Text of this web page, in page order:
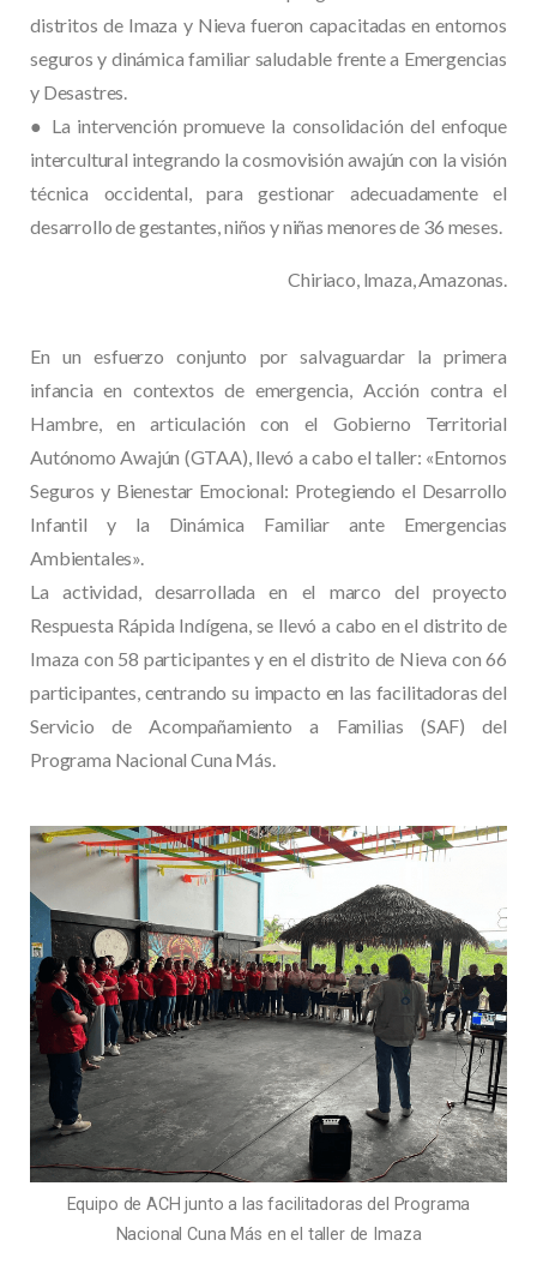
distritos de Imaza y Nieva fueron capacitadas en entornos
seguros y dinámica familiar saludable frente a Emergencias
y Desastres.
● La intervención promueve la consolidación del enfoque
intercultural integrando la cosmovisión awajún con la visión
técnica occidental, para gestionar adecuadamente el
desarrollo de gestantes, niños y niñas menores de 36 meses.
Chiriaco, Imaza, Amazonas.
En un esfuerzo conjunto por salvaguardar la primera
infancia en contextos de emergencia, Acción contra el
Hambre, en articulación con el Gobierno Territorial
Autónomo Awajún (GTAA), llevó a cabo el taller: «Entornos
Seguros y Bienestar Emocional: Protegiendo el Desarrollo
Infantil y la Dinámica Familiar ante Emergencias
Ambientales».
La actividad, desarrollada en el marco del proyecto
Respuesta Rápida Indígena, se llevó a cabo en el distrito de
Imaza con 58 participantes y en el distrito de Nieva con 66
participantes, centrando su impacto en las facilitadoras del
Servicio de Acompañamiento a Familias (SAF) del
Programa Nacional Cuna Más.
Equipo de ACH junto a las facilitadoras del Programa
Nacional Cuna Más en el taller de Imaza